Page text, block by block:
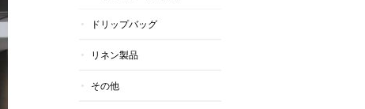
ドリップバッグ
リネン製品
その他